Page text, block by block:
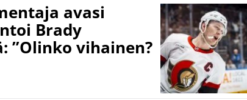
avasi
Brady
”Olinko vihainen?